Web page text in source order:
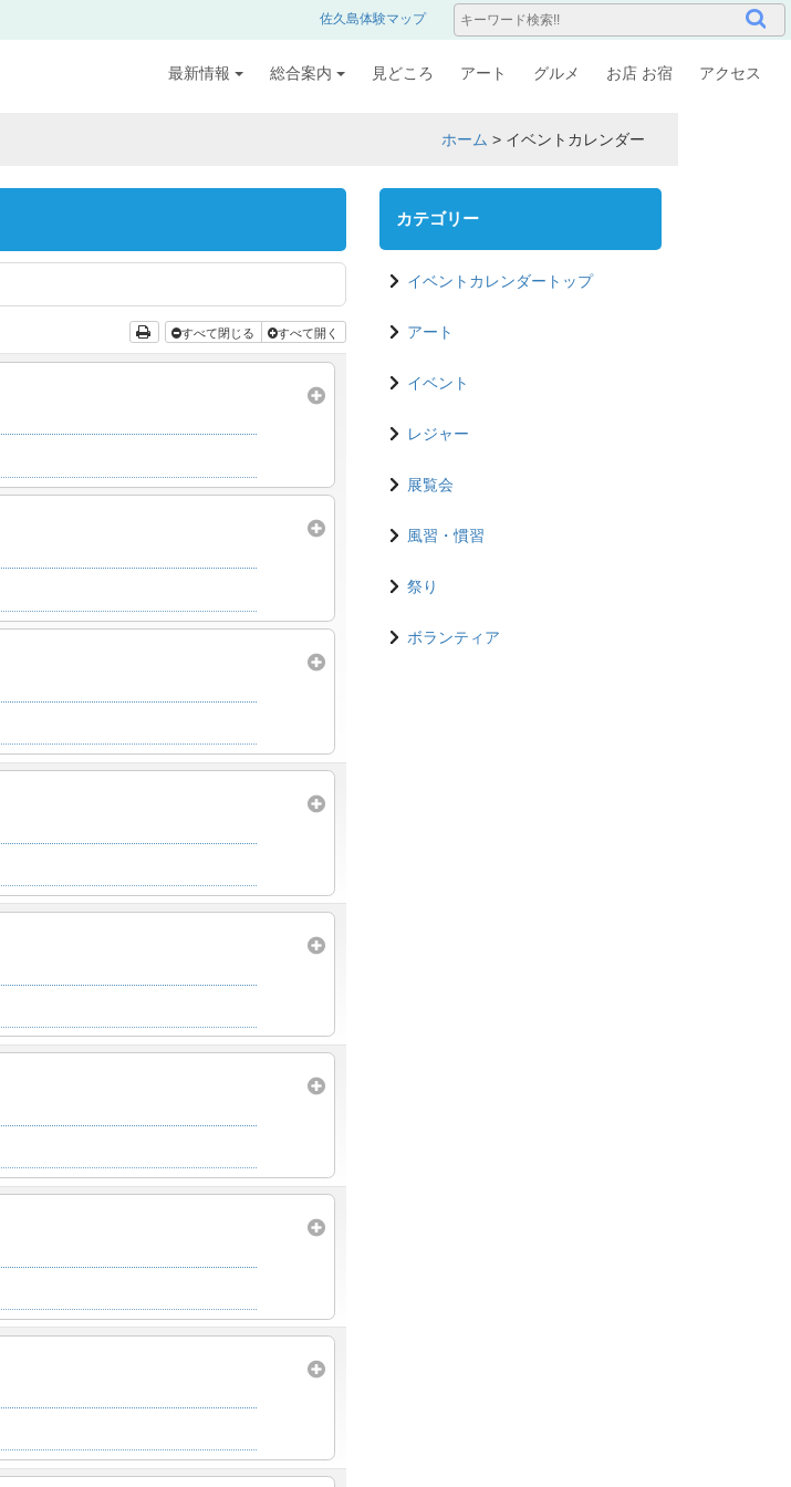
佐久島体験マップ
最新情報 総合案内 見どころ アート グルメ お店 お宿 アクセス
ホーム > イベントカレンダー
すべて閉じる すべて開く
カテゴリー
イベントカレンダートップ
アート
イベント
レジャー
展覧会
風習・慣習
祭り
ボランティア